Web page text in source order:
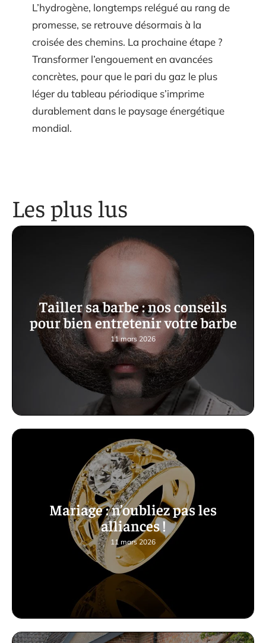
L’hydrogène, longtemps relégué au rang de
promesse, se retrouve désormais à la
croisée des chemins. La prochaine étape ?
Transformer l’engouement en avancées
concrètes, pour que le pari du gaz le plus
léger du tableau périodique s’imprime
durablement dans le paysage énergétique
mondial.
Les plus lus
Tailler sa barbe : nos conseils
pour bien entretenir votre barbe
11 mars 2026
Mariage : n’oubliez pas les
alliances !
11 mars 2026